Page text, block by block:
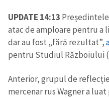
Trimite o informație
UPDATE 14:13
atac de amploare pentru
dar au fost „fără rezultat”,
pentru Studiul Războiului
Anterior, grupul de
mercenar rus Wagner a